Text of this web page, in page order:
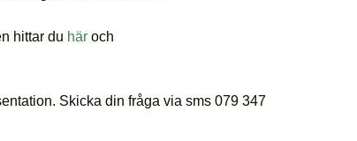
hittar du här och
Skicka din fråga via sms 079 347